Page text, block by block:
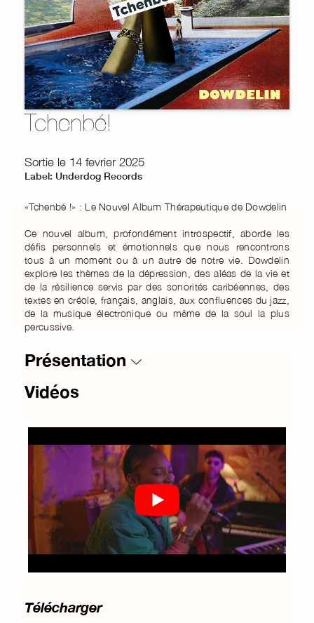
Tchenbé!
Sortie le 14 fevrier 2025
Label: Underdog Records
«Tchenbé !» : Le Nouvel Album Thérapeutique de Dowdelin
Ce nouvel album, profondément introspectif, aborde les
défis personnels et émotionnels que nous rencontrons
tous à un moment ou à un autre de notre vie. Dowdelin
explore les thèmes de la dépression, des aléas de la vie et
de la résilience servis par des sonorités caribéennes, des
textes en créole, français, anglais, aux confluences du jazz,
de la musique électronique ou même de la soul la plus
percussive.
Présentation
Vidéos
Télécharger